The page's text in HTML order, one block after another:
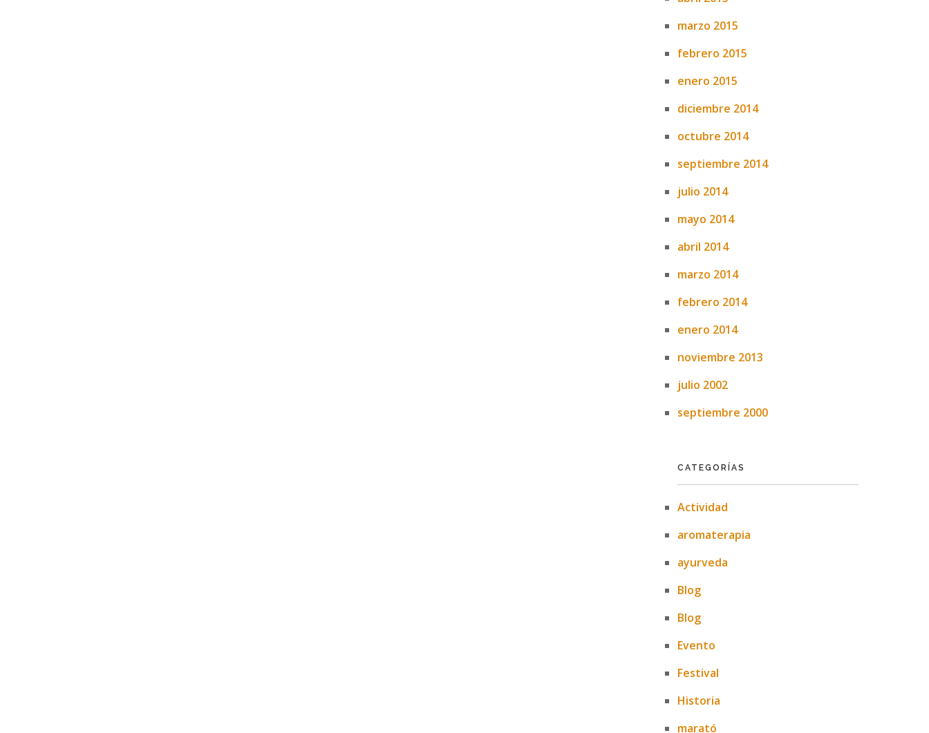
marzo 2015
febrero 2015
enero 2015
diciembre 2014
octubre 2014
septiembre 2014
julio 2014
mayo 2014
abril 2014
marzo 2014
febrero 2014
enero 2014
noviembre 2013
julio 2002
septiembre 2000
CATEGORÍAS
Actividad
aromaterapia
ayurveda
Blog
Blog
Evento
Festival
Historia
marató